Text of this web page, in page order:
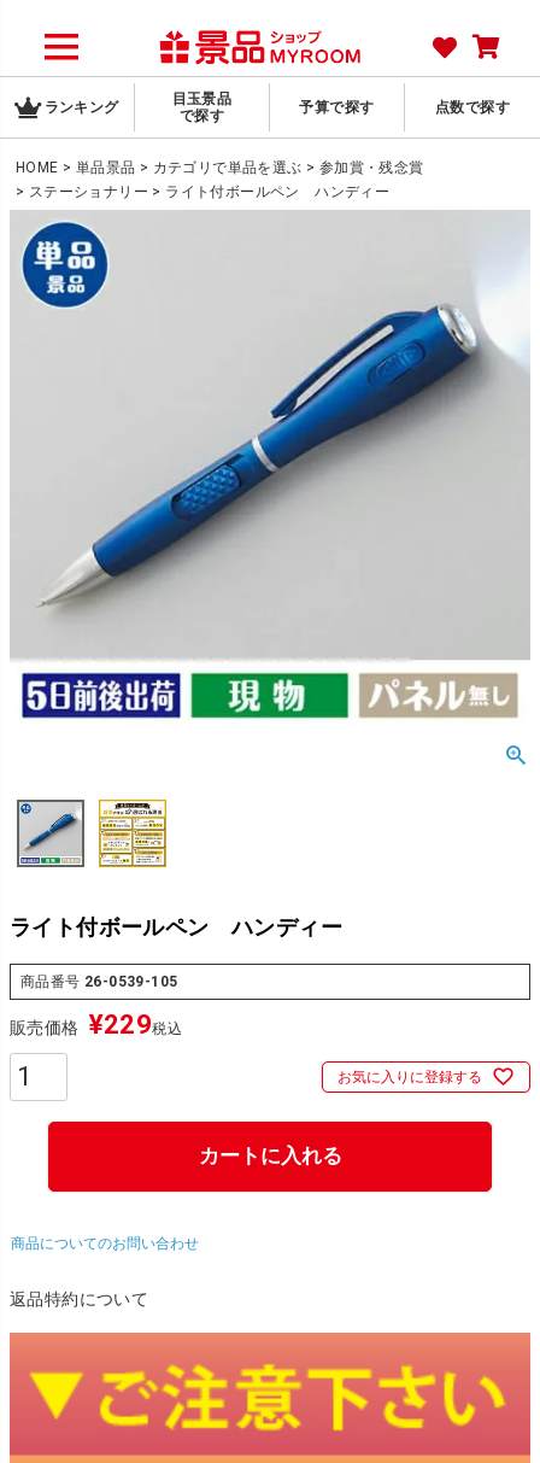
ランキング
目玉景品
で探す
予算で探す 点数で探す
HOME 単品景品 カテゴリで単品を選ぶ
参加賞・残念賞
ステーショナリー
ライト付ボールペン ハンディー
ライト付ボールペン ハンディー
商品番号 26-0539-105
販売価格 ¥229税込
お気に入りに登録する
カートに入れる
商品についてのお問い合わせ
返品特約について